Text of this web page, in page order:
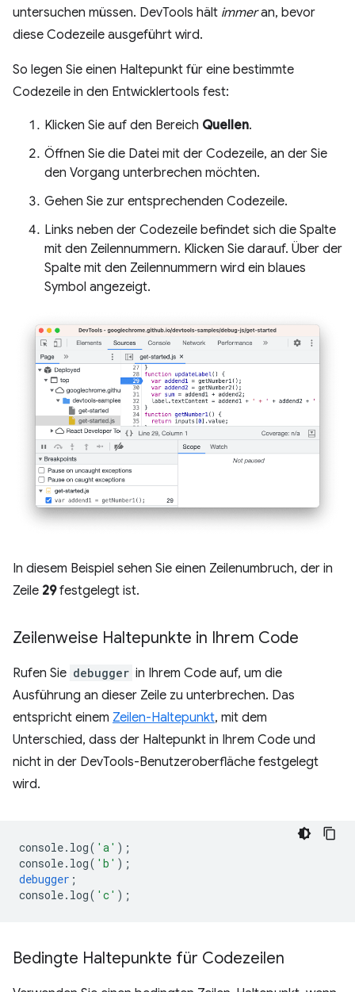
untersuchen müssen. DevTools hält immeran, bevor
diese Codezeile ausgeführt wird.
So legen Sie einen Haltepunkt für eine bestimmte
Codezeile in den Entwicklertools fest:
Klicken Sie auf den Bereich Quellen.
Öffnen Sie die Datei mit der Codezeile, an der Sie
den Vorgang unterbrechen möchten.
Gehen Sie zur entsprechenden Codezeile.
Links neben der Codezeile befindet sich die Spalte
mit den Zeilennummern. Klicken Sie darauf. Über der
Spalte mit den Zeilennummern wird ein blaues
Symbol angezeigt.
In diesem Beispiel sehen Sie einen Zeilenumbruch, der in
Zeile 29festgelegt ist.
Zeilenweise Haltepunkte in Ihrem Code
Rufen Sie debugger in Ihrem Code auf, um die
Ausführung an dieser Zeile zu unterbrechen. Das
entspricht einem Zeilen-Haltepunkt, mit dem
Unterschied, dass der Haltepunkt in Ihrem Code und
nicht in der DevTools-Benutzeroberfläche festgelegt
wird.
console. log( 'a' );
console. log( 'b' );
debugger ;
console. log( 'c' );
Bedingte Haltepunkte für Codezeilen